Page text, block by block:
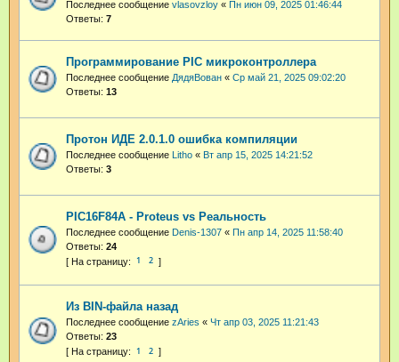
Последнее сообщение vlasovzloy « Пн июн 09, 2025 01:46:44
Ответы: 7
Программирование PIC микроконтроллера
Последнее сообщение ДядяВован « Ср май 21, 2025 09:02:20
Ответы: 13
Протон ИДЕ 2.0.1.0 ошибка компиляции
Последнее сообщение Litho « Вт апр 15, 2025 14:21:52
Ответы: 3
PIC16F84A - Proteus vs Реальность
Последнее сообщение Denis-1307 « Пн апр 14, 2025 11:58:40
Ответы: 24
1 2
Из BIN-файла назад
Последнее сообщение zAries « Чт апр 03, 2025 11:21:43
Ответы: 23
1 2